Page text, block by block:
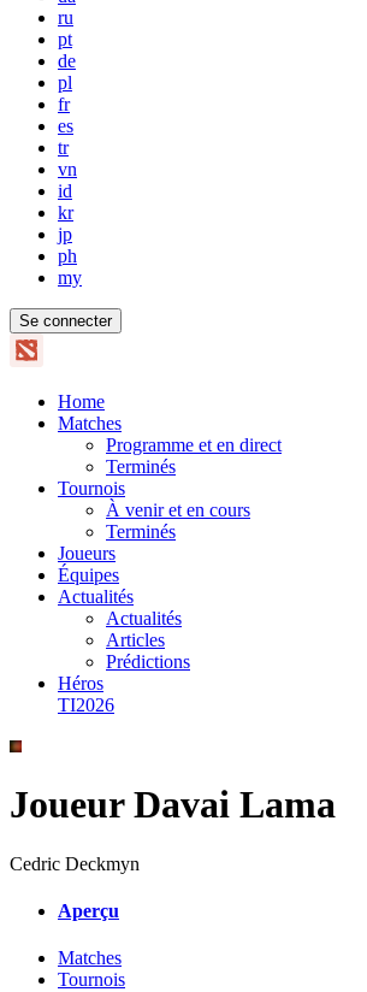
ru
pt
de
pl
fr
es
tr
vn
id
kr
jp
ph
my
Se connecter
Home
Matches
Programme et en direct
Terminés
Tournois
À venir et en cours
Terminés
Joueurs
Équipes
Actualités
Actualités
Articles
Prédictions
Héros
TI2026
Joueur Davai Lama
Cedric Deckmyn
Aperçu
Matches
Tournois